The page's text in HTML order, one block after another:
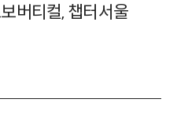
버티컬, 챕터서울